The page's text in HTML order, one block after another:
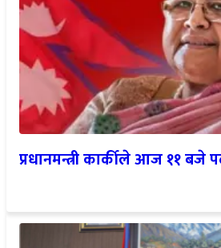
प्रधानमन्त्री कार्कीले आज ११ बजे